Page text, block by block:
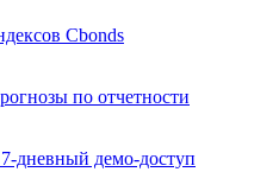
Cbonds
по отчетности
7-дневный демо-доступ